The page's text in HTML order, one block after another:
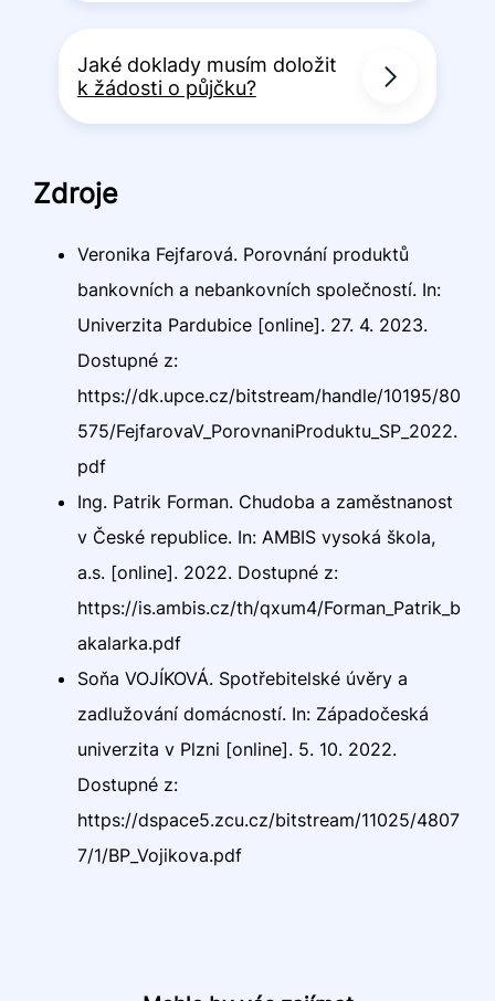
Jaké doklady musím doložit
k žádosti o půjčku?
Zdroje
Veronika Fejfarová. Porovnání produktů
bankovních a nebankovních společností. In:
Univerzita Pardubice [online]. 27. 4. 2023.
Dostupné z:
https://dk.upce.cz/bitstream/handle/10195/80
575/FejfarovaV_PorovnaniProduktu_SP_2022.
pdf
Ing. Patrik Forman. Chudoba a zaměstnanost
v České republice. In: AMBIS vysoká škola,
a.s. [online]. 2022. Dostupné z:
https://is.ambis.cz/th/qxum4/Forman_Patrik_b
akalarka.pdf
Soňa VOJÍKOVÁ. Spotřebitelské úvěry a
zadlužování domácností. In: Západočeská
univerzita v Plzni [online]. 5. 10. 2022.
Dostupné z:
https://dspace5.zcu.cz/bitstream/11025/4807
7/1/BP_Vojikova.pdf